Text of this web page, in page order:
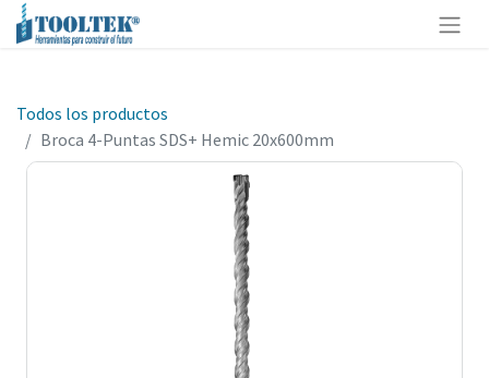
Todos los productos
Broca 4-Puntas SDS+ Hemic 20x600mm